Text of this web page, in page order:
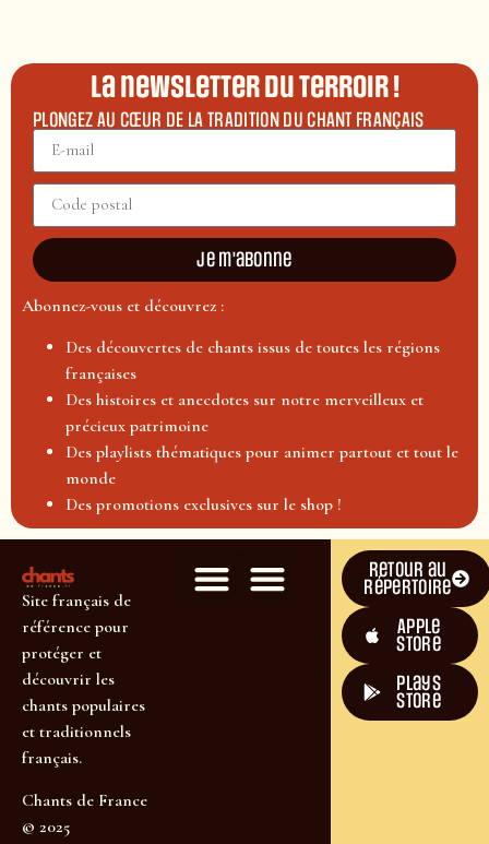
La newsletter du terroir !
PLONGEZ AU CŒUR DE LA TRADITION DU CHANT FRANÇAIS
Je m'abonne
Abonnez-vous et découvrez :
Des découvertes de chants issus de toutes les régions
françaises
Des histoires et anecdotes sur notre merveilleux et
précieux patrimoine
Des playlists thématiques pour animer partout et tout le
monde
Des promotions exclusives sur le shop !
Site français de
référence pour
protéger et
découvrir les
chants populaires
et traditionnels
français.
Chants de France
© 2025
Retour au
répertoire
Apple
Store
plays
store